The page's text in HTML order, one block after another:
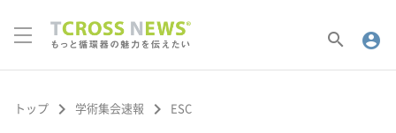
search account_circle
トップ keyboard_arrow_right 学術集会速報 keyboard_arrow_right ESC